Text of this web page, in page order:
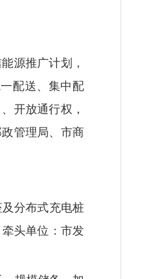
源推广计划，
配送、集中配
开放通行权，
管理局、市商
分布式充电桩
头单位：市发